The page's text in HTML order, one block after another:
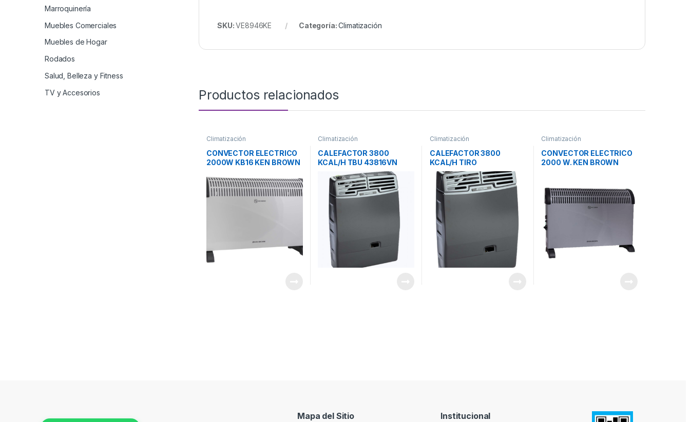
SKU:VE8946KE Categoría:Climatización
Productos relacionados
Climatización
CONVECTOR ELECTRICO
2000W KB16 KEN BROWN
Climatización
CALEFACTOR 3800
KCAL/H TBU 43816VN
Climatización
CALEFACTOR 3800
KCAL/H TIRO
BALANCEADO 43716VN
VOLCAN
Climatización
CONVECTOR ELECTRICO
2000 W. KEN BROWN
Marroquinería
Muebles Comerciales
Muebles de Hogar
Rodados
Salud, Belleza y Fitness
TV y Accesorios
Mapa del Sitio Institucional